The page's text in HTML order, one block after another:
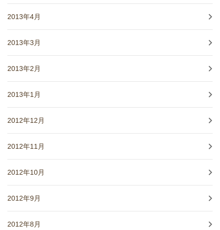
2013年4月
2013年3月
2013年2月
2013年1月
2012年12月
2012年11月
2012年10月
2012年9月
2012年8月